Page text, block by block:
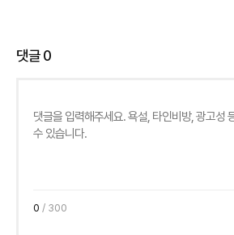
댓글0
0 / 300